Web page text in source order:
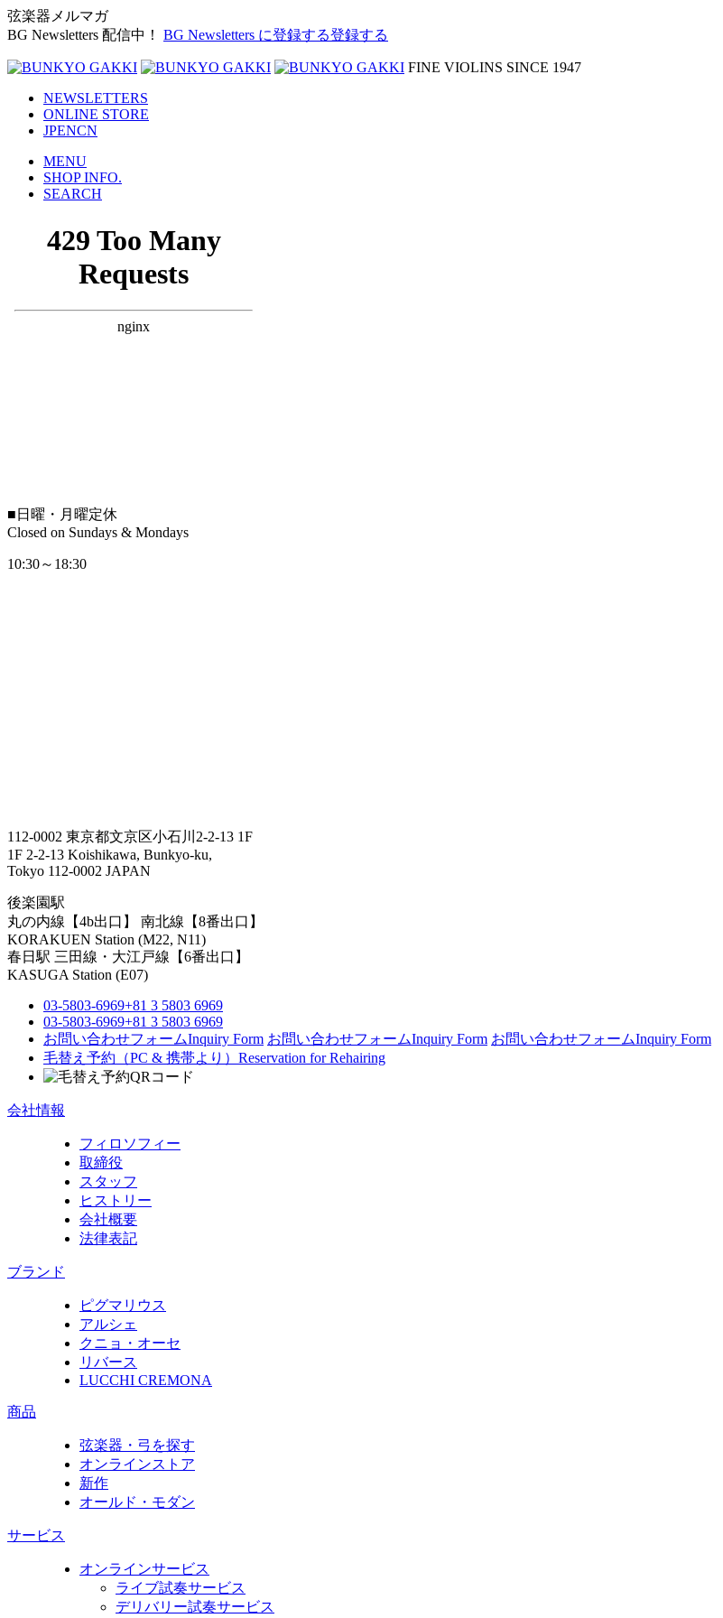
弦楽器メルマガ
BG Newsletters 配信中！
BG Newsletters に登録する登録する
FINE VIOLINS SINCE 1947
NEWSLETTERS
ONLINE STORE
JPENCN
MENU
SHOP INFO.
SEARCH
■ 日曜・月曜定休
Closed on Sundays & Mondays
10:30～18:30
112-0002 東京都文京区小石川2-2-13 1F
1F 2-2-13 Koishikawa, Bunkyo-ku,
Tokyo 112-0002 JAPAN
後楽園駅
丸の内線【4b出口】 南北線【8番出口】
KORAKUEN Station (M22, N11)
春日駅 三田線・大江戸線【6番出口】
KASUGA Station (E07)
03-5803-6969+81 3 5803 6969
03-5803-6969+81 3 5803 6969
お問い合わせフォームInquiry Form お問い合わせフォームInquiry Form お問い合わせフォームInquiry Form
毛替え予約（PC & 携帯より） Reservation for Rehairing
会社情報
フィロソフィー
取締役
スタッフ
ヒストリー
会社概要
法律表記
ブランド
ピグマリウス
アルシェ
クニョ・オーセ
リバース
LUCCHI CREMONA
商品
弦楽器・弓を探す
オンラインストア
新作
オールド・モダン
サービス
オンラインサービス
ライブ試奏サービス
デリバリー試奏サービス